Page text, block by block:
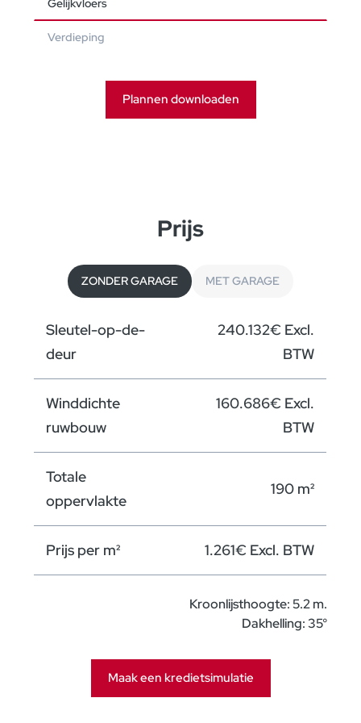
Gelijkvloers
Verdieping
Plannen downloaden
Prijs
ZONDER GARAGE MET GARAGE
Sleutel-op-de-
deur
240.132€ Excl.
BTW
Winddichte
ruwbouw
160.686€ Excl.
BTW
Totale
oppervlakte
190 m²
Prijs per m² 1.261€ Excl. BTW
Kroonlijsthoogte: 5.2 m.
Dakhelling: 35°
Sleutel-op-de-
276.730€ Excl.
Maak een kredietsimulatie